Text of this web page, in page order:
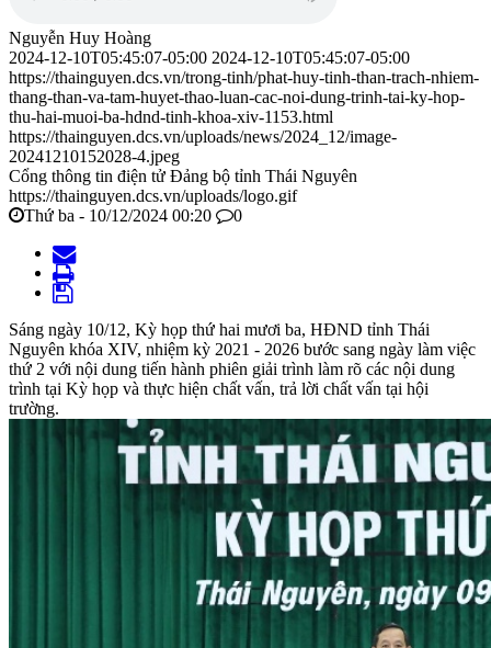
Nguyễn Huy Hoàng
2024-12-10T05:45:07-05:00 2024-12-10T05:45:07-05:00
https://thainguyen.dcs.vn/trong-tinh/phat-huy-tinh-than-trach-nhiem-
thang-than-va-tam-huyet-thao-luan-cac-noi-dung-trinh-tai-ky-hop-
thu-hai-muoi-ba-hdnd-tinh-khoa-xiv-1153.html
https://thainguyen.dcs.vn/uploads/news/2024_12/image-
20241210152028-4.jpeg
Cổng thông tin điện tử Đảng bộ tỉnh Thái Nguyên
https://thainguyen.dcs.vn/uploads/logo.gif
Thứ ba - 10/12/2024 00:20
0
Sáng ngày 10/12, Kỳ họp thứ hai mươi ba, HĐND tỉnh Thái
Nguyên khóa XIV, nhiệm kỳ 2021 - 2026 bước sang ngày làm việc
thứ 2 với nội dung tiến hành phiên giải trình làm rõ các nội dung
trình tại Kỳ họp và thực hiện chất vấn, trả lời chất vấn tại hội
trường.